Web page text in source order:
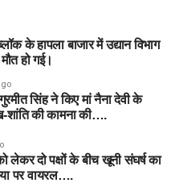
के हापला बाजार में उद्यान विभाग
हो गई।
सिंह ने किए मां नैना देवी के
शांति की कामना की….
दो पक्षों के बीच खूनी संघर्ष का
पर वायरल….